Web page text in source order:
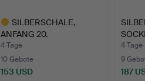
SILBERSCHALE,
ANFANG 20.
JAHRHUNDERT.
4 Tage
10 Gebote
153 USD
4 Tage
9
187